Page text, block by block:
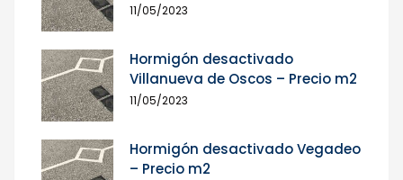
11/05/2023
Hormigón desactivado
Villanueva de Oscos – Precio m2
11/05/2023
Hormigón desactivado Vegadeo
– Precio m2